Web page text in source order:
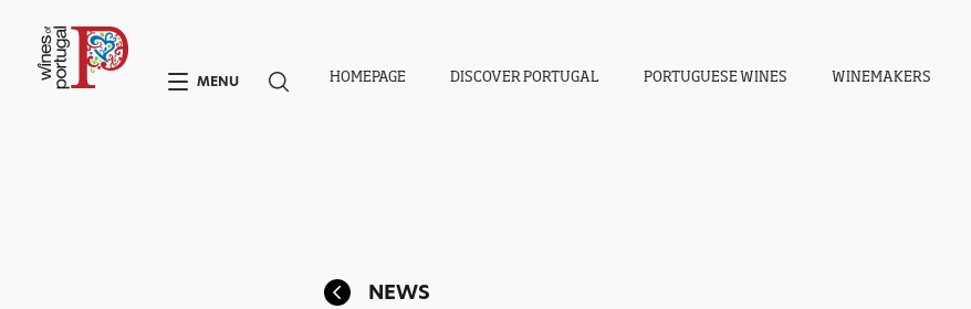
NEWS
MENU HOMEPAGE DISCOVER PORTUGAL PORTUGUESE WINES WINEMAKERS